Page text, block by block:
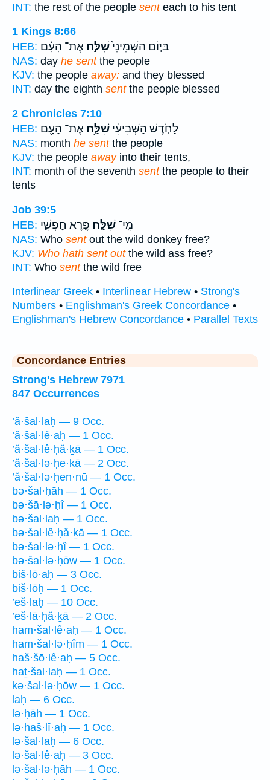
INT: the rest of the people senteach to his tent
1 Kings 8:66
HEB:
בַּיּ֤וֹם הַשְּׁמִינִי֙שִׁלַּ֣ח אֶת־ הָעָ֔ם
NAS: day he sentthe people
KJV: the people away: and they blessed
INT: day the eighth sentthe people blessed
2 Chronicles 7:10
HEB:
לַחֹ֣דֶשׁ הַשְּׁבִיעִ֔י שִׁלַּ֥ח אֶת־ הָעָ֖ם
NAS: month he sentthe people
KJV: the people awayinto their tents,
INT: month of the seventh sentthe people to their
tents
Job 39:5
HEB:
מִֽי־ שִׁלַּ֣ח פֶּ֣רֶא חָפְשִׁ֑י
NAS: Who sentout the wild donkey free?
KJV: Who hath sent outthe wild ass free?
INT: Who sentthe wild free
Interlinear Greek • Interlinear Hebrew • Strong's
Numbers • Englishman's Greek Concordance •
Englishman's Hebrew Concordance • Parallel Texts
Concordance Entries
Strong's Hebrew 7971
847 Occurrences
’ă·šal·laḥ — 9 Occ.
’ă·šal·lê·aḥ — 1 Occ.
’ă·šal·lê·ḥă·ḵā — 1 Occ.
’ă·šal·lə·ḥe·kā — 2 Occ.
’ă·šal·lə·ḥen·nū — 1 Occ.
bə·šal·ḥāh — 1 Occ.
bə·šā·lə·ḥî — 1 Occ.
bə·šal·laḥ — 1 Occ.
bə·šal·lê·ḥă·ḵā — 1 Occ.
bə·šal·lə·ḥî — 1 Occ.
bə·šal·lə·ḥōw — 1 Occ.
biš·lō·aḥ — 3 Occ.
biš·lōḥ — 1 Occ.
’eš·laḥ — 10 Occ.
’eš·lā·ḥă·ḵā — 2 Occ.
ham·šal·lê·aḥ — 1 Occ.
ham·šal·lə·ḥîm — 1 Occ.
haš·šō·lê·aḥ — 5 Occ.
haṯ·šal·laḥ — 1 Occ.
kə·šal·lə·ḥōw — 1 Occ.
laḥ — 6 Occ.
lə·ḥāh — 1 Occ.
lə·haš·lî·aḥ — 1 Occ.
lə·šal·laḥ — 6 Occ.
lə·šal·lê·aḥ — 3 Occ.
lə·šal·lə·ḥāh — 1 Occ.